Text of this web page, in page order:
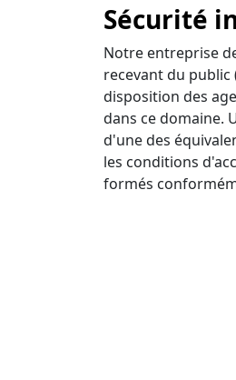
Sécurité
Notre entreprise
recevant du public
disposition des
dans ce domaine.
d'une des
les conditions
formés